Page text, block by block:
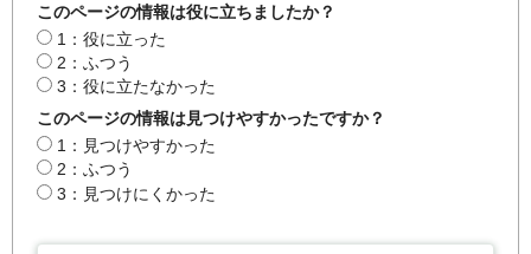
このページの情報は役に立ちましたか？
1：役に立った
2：ふつう
3：役に立たなかった
このページの情報は見つけやすかったですか？
1：見つけやすかった
2：ふつう
3：見つけにくかった